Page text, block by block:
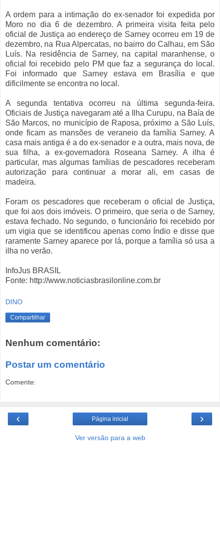
A ordem para a intimação do ex-senador foi expedida por
Moro no dia 6 de dezembro. A primeira visita feita pelo
oficial de Justiça ao endereço de Sarney ocorreu em 19 de
dezembro, na Rua Alpercatas, no bairro do Calhau, em São
Luís. Na residência de Sarney, na capital maranhense, o
oficial foi recebido pelo PM que faz a segurança do local.
Foi informado que Sarney estava em Brasília e que
dificilmente se encontra no local.
A segunda tentativa ocorreu na última segunda-feira.
Oficiais de Justiça navegaram até a Ilha Curupu, na Baía de
São Marcos, no município de Raposa, próximo a São Luís,
onde ficam as mansões de veraneio da família Sarney. A
casa mais antiga é a do ex-senador e a outra, mais nova, de
sua filha, a ex-governadora Roseana Sarney. A ilha é
particular, mas algumas famílias de pescadores receberam
autorização para continuar a morar ali, em casas de
madeira.
Foram os pescadores que receberam o oficial de Justiça,
que foi aos dois imóveis. O primeiro, que seria o de Sarney,
estava fechado. No segundo, o funcionário foi recebido por
um vigia que se identificou apenas como Índio e disse que
raramente Sarney aparece por lá, porque a família só usa a
ilha no verão.
InfoJus BRASIL
Fonte: http://www.noticiasbrasilonline.com.br
DINO
Compartilhar
Nenhum comentário:
Postar um comentário
Comente:
‹ ›
Página inicial
Ver versão para a web